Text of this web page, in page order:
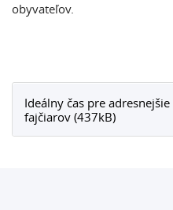
obyvateľov.
Ideálny čas pre
fajčiarov (437kB)